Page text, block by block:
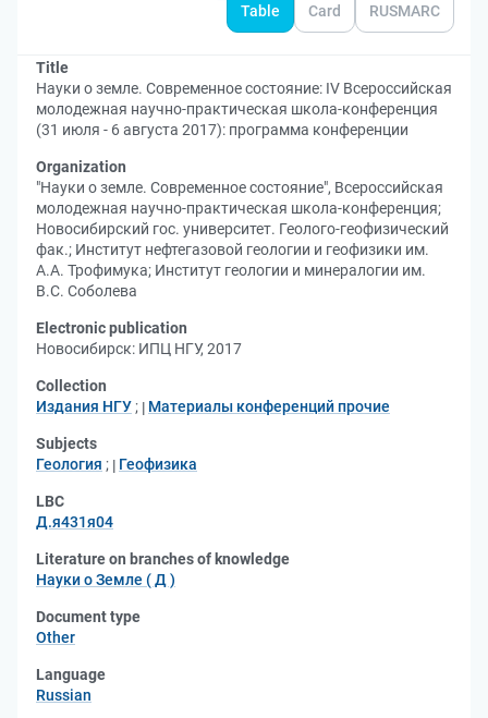
Table Card RUSMARC
Title
Науки о земле. Современное состояние: IV Всероссийская
молодежная научно-практическая школа-конференция
(31 июля - 6 августа 2017): программа конференции
Organization
"Науки о земле. Современное состояние", Всероссийская
молодежная научно-практическая школа-конференция;
Новосибирский гос. университет. Геолого-геофизический
фак.; Институт нефтегазовой геологии и геофизики им.
А.А. Трофимука; Институт геологии и минералогии им.
В.С. Соболева
Electronic publication
Новосибирск: ИПЦ НГУ, 2017
Collection
Издания НГУ ; Материалы конференций прочие
Subjects
Геология ; Геофизика
LBC
Д.я431я04
Literature on branches of knowledge
Науки о Земле ( Д )
Document type
Other
Language
Russian